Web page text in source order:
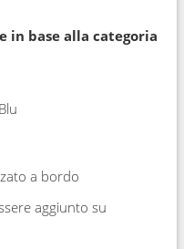
in base alla categoria
a bordo
aggiunto su